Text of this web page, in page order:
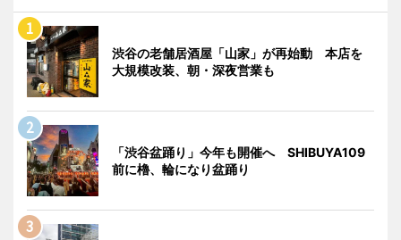
渋谷の老舗居酒屋「山家」が再始動 本店を
大規模改装、朝・深夜営業も
「渋谷盆踊り」今年も開催へ SHIBUYA109
前に櫓、輪になり盆踊り